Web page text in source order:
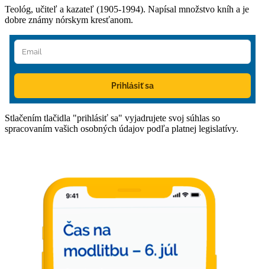
Teológ, učiteľ a kazateľ (1905-1994). Napísal množstvo kníh a je
dobre známy nórskym kresťanom.
Prihlásiť sa
Stlačením tlačidla "prihlásiť sa" vyjadrujete svoj súhlas so
spracovaním vašich osobných údajov podľa platnej legislatívy.